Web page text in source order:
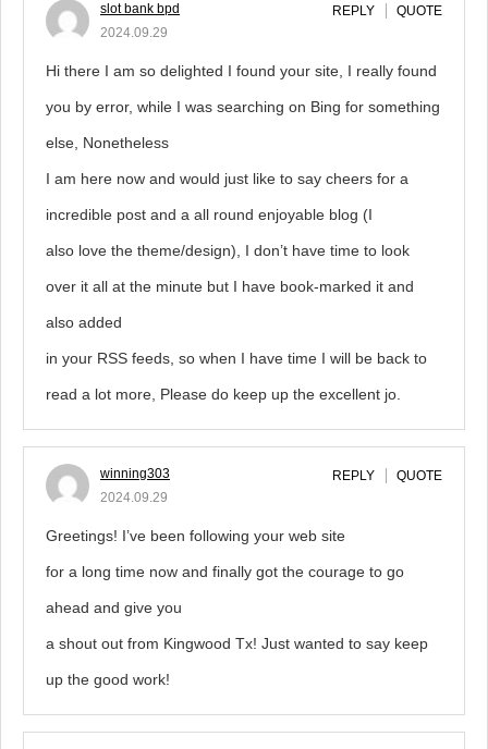
slot bank bpd
2024.09.29
REPLY QUOTE
Hi there I am so delighted I found your site, I really found
you by error, while I was searching on Bing for something
else, Nonetheless
I am here now and would just like to say cheers for a
incredible post and a all round enjoyable blog (I
also love the theme/design), I don’t have time to look
over it all at the minute but I have book-marked it and
also added
in your RSS feeds, so when I have time I will be back to
read a lot more, Please do keep up the excellent jo.
winning303
2024.09.29
REPLY QUOTE
Greetings! I’ve been following your web site
for a long time now and finally got the courage to go
ahead and give you
a shout out from Kingwood Tx! Just wanted to say keep
up the good work!